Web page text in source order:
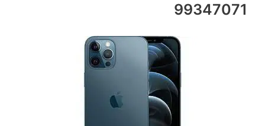
99347071